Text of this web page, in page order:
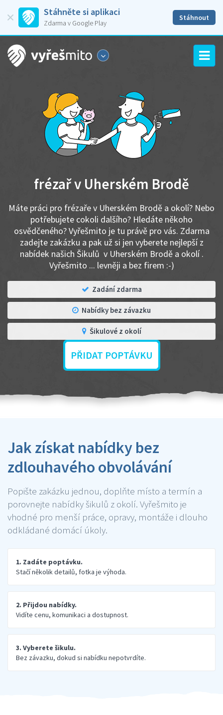
Stáhněte si aplikaci
Zdarma v Google Play
Stáhnout
frézař v Uherském Brodě
Máte práci pro frézaře v Uherském Brodě a okolí? Nebo
potřebujete cokoli dalšího? Hledáte někoho
osvědčeného? Vyřešmito je tu právě pro vás. Zdarma
zadejte zakázku a pak už si jen vyberete nejlepší z
nabídek našich Šikulů v Uherském Brodě a okolí .
Vyřešmito ... levněji a bez firem :-)
Zadání zdarma
Nabídky bez závazku
Šikulové z okolí
PŘIDAT POPTÁVKU
Jak získat nabídky bez
zdlouhavého obvolávání
Popište zakázku jednou, doplňte místo a termín a
porovnejte nabídky šikulů z okolí. Vyřešmito je
vhodné pro menší práce, opravy, montáže i dlouho
odkládané domácí úkoly.
1. Zadáte poptávku.
Stačí několik detailů, fotka je výhoda.
2. Přijdou nabídky.
Vidíte cenu, komunikaci a dostupnost.
3. Vyberete šikulu.
Bez závazku, dokud si nabídku nepotvrdíte.